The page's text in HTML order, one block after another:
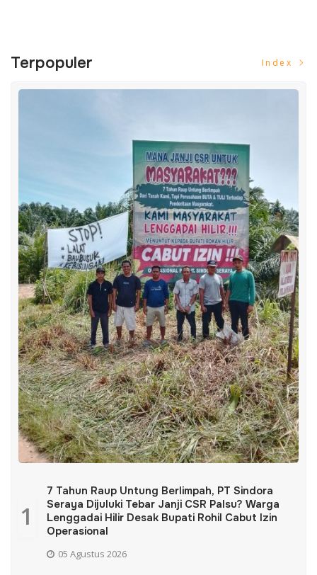
Terpopuler Index
1
7 Tahun Raup Untung Berlimpah, PT Sindora
Seraya Dijuluki Tebar Janji CSR Palsu? Warga
Lenggadai Hilir Desak Bupati Rohil Cabut Izin
Operasional
05 Agustus 2026